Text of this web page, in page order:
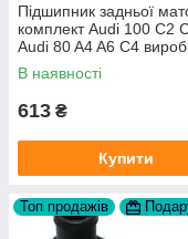
Підшипник задньої
комплект Audi 100 C2
Audi 80 A4 A6 C4
FAG
В наявності
613 ₴
Купити
Топ продажів